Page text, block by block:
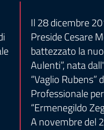
Il 28 dicembre
Preside Cesare
battezzato la
Aulenti”, nata
“Vaglio Rubens”
Professionale
“Ermenegildo
A novembre del